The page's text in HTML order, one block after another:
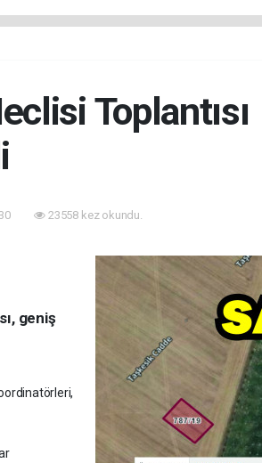
Toplantısı
23558 kez okundu.
geniş